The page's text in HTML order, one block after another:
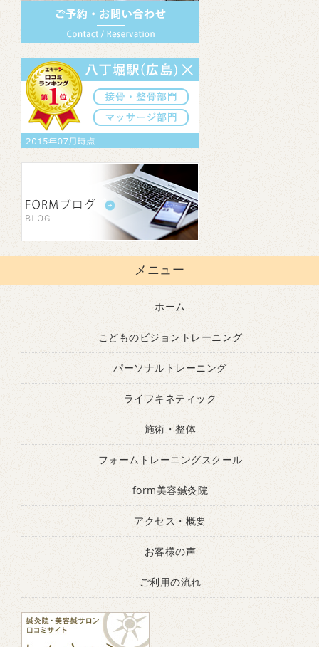
メニュー
ホーム
こどものビジョントレーニング
パーソナルトレーニング
ライフキネティック
施術・整体
フォームトレーニングスクール
form美容鍼灸院
アクセス・概要
お客様の声
ご利用の流れ